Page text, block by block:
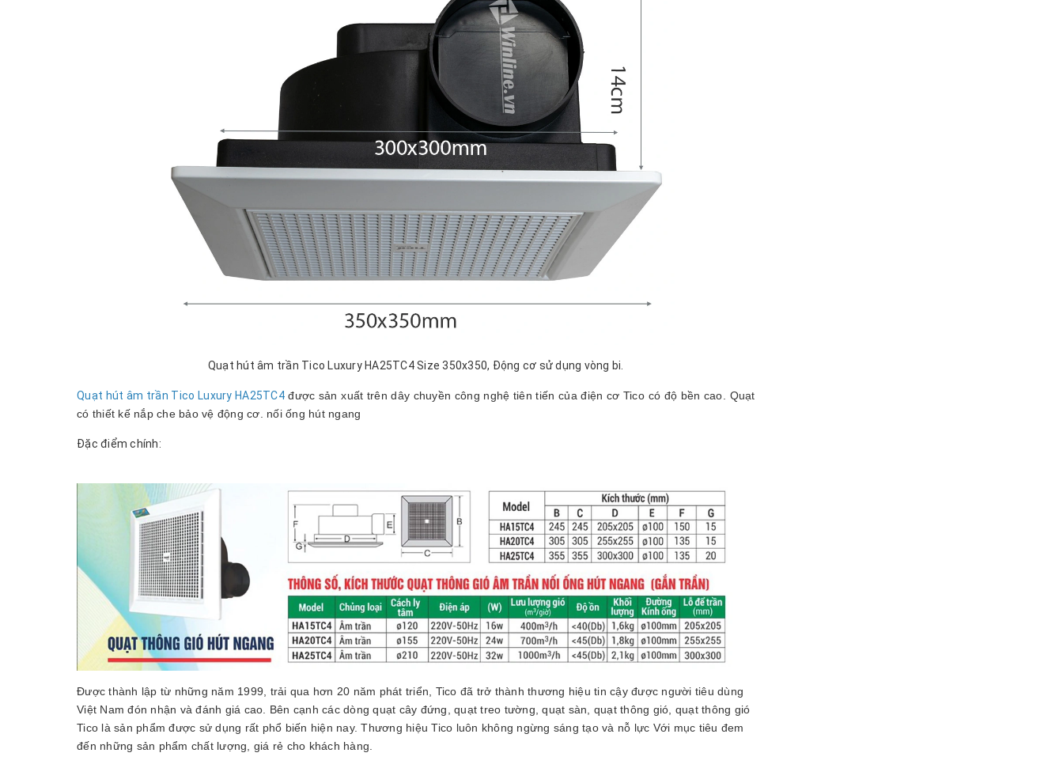
Quạt hút âm trần Tico Luxury HA25TC4 Size 350x350, Động cơ sử dụng vòng bi.
Quạt hút âm trần Tico Luxury HA25TC4được sản xuất trên dây chuyền công nghệ tiên tiến của điện cơ Tico có độ bền cao. Quạt
có thiết kế nắp che bảo vệ động cơ. nối ống hút ngang
Đặc điểm chính:
Được thành lập từ những năm 1999, trải qua hơn 20 năm phát triển, Tico đã trở thành thương hiệu tin cậy được người tiêu dùng
Việt Nam đón nhận và đánh giá cao. Bên cạnh các dòng quạt cây đứng, quạt treo tường, quạt sàn, quạt thông gió, quạt thông gió
Tico là sản phẩm được sử dụng rất phổ biến hiện nay. Thương hiệu Tico luôn không ngừng sáng tạo và nỗ lực Với mục tiêu đem
đến những sản phẩm chất lượng, giá rẻ cho khách hàng.